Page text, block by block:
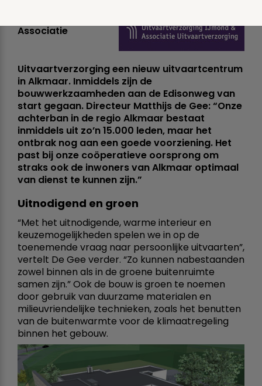
Associatie
Uitvaartverzorging een nieuw uitvaartcentrum
in Alkmaar. Inmiddels zijn de
bouwwerkzaamheden aan de Edisonweg van
start gegaan. Directeur Matthijs de Gee: “Onze
achterban in de regio Alkmaar bestaat
inmiddels uit zo’n 15.000 leden, maar het
ontbrak nog aan een goede voorziening. Het
past bij onze coöperatieve oorsprong om
straks ook de inwoners van Alkmaar optimaal
van dienst te kunnen zijn.”
Uitnodigend en groen
“Met het uitnodigende, warme interieur en
keuzemogelijkheden spelen we in op de
toenemende vraag naar persoonlijke uitvaarten”,
vertelt De Gee verder. “Zo kunnen nabestaanden
zowel binnen als in de groene buitenruimte
samen zijn.” Ook de bouw is groen te noemen
door gebruik van duurzame materialen en
milieuvriendelijke technieken, zoals het benutten
van de buitenwarmte voor de klimaatregeling
binnen het gebouw.